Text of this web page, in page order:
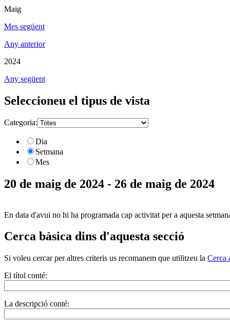
Maig
Mes següent
Any anterior
2024
Any següent
Seleccioneu el tipus de vista
Categoria:
Dia
Setmana
Mes
20 de maig de 2024 - 26 de maig de 2024
En data d'avui no hi ha programada cap activitat per a aquesta
Cerca bàsica dins d'aquesta secció
Si voleu cercar per altres criteris us recomanem que utilitzeu la Cerca
El títol conté:
La descripció conté: